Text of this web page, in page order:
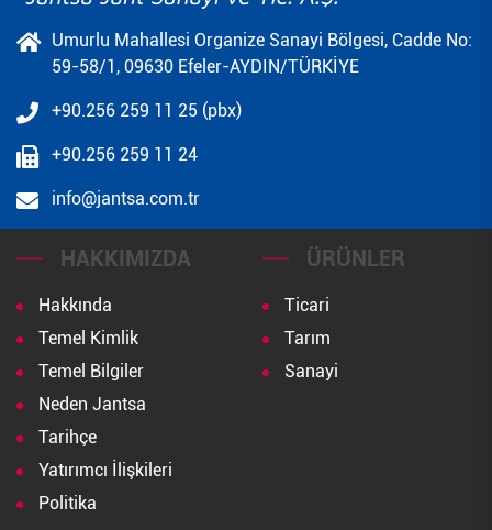
Umurlu Mahallesi Organize Sanayi Bölgesi, Cadde No:
59-58/1, 09630 Efeler-AYDIN/TÜRKİYE
+90.256 259 11 25 (pbx)
+90.256 259 11 24
info@jantsa.com.tr
HAKKIMIZDA
Hakkında
Temel Kimlik
Temel Bilgiler
Neden Jantsa
Tarihçe
Yatırımcı İlişkileri
Politika
ÜRÜNLER
Ticari
Tarım
Sanayi